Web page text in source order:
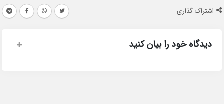
اشتراک گذاری
دیدگاه خود را بیان کنید